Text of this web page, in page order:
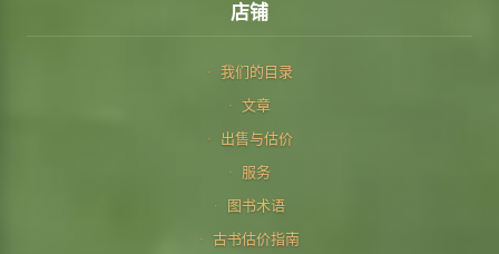
店铺
我们的目录
文章
出售与估价
服务
图书术语
古书估价指南